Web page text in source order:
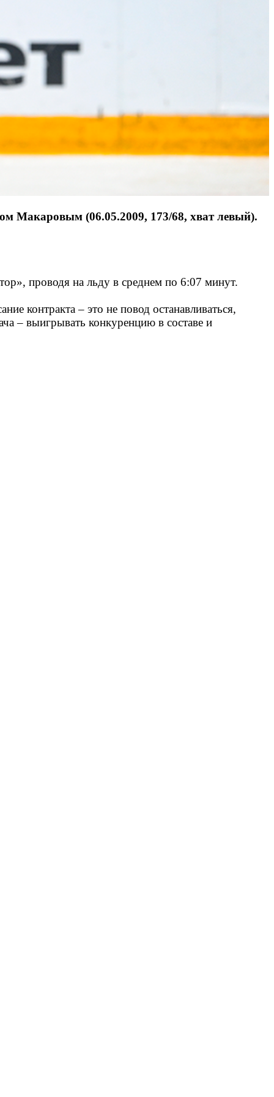
Макаровым (06.05.2009, 173/68, хват левый).
проводя на льду в среднем по 6:07 минут.
контракта – это не повод останавливаться,
– выигрывать конкуренцию в составе и